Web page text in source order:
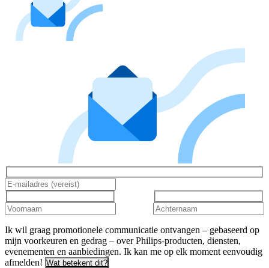
Ik wil graag promotionele communicatie ontvangen – gebaseerd op
mijn voorkeuren en gedrag – over Philips-producten, diensten,
evenementen en aanbiedingen. Ik kan me op elk moment eenvoudig
afmelden! Wat betekent dit?